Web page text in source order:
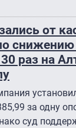
от
раз на
за одну
суд